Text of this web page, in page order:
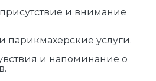
и внимание
парикмахерские услуги.
и напоминание о